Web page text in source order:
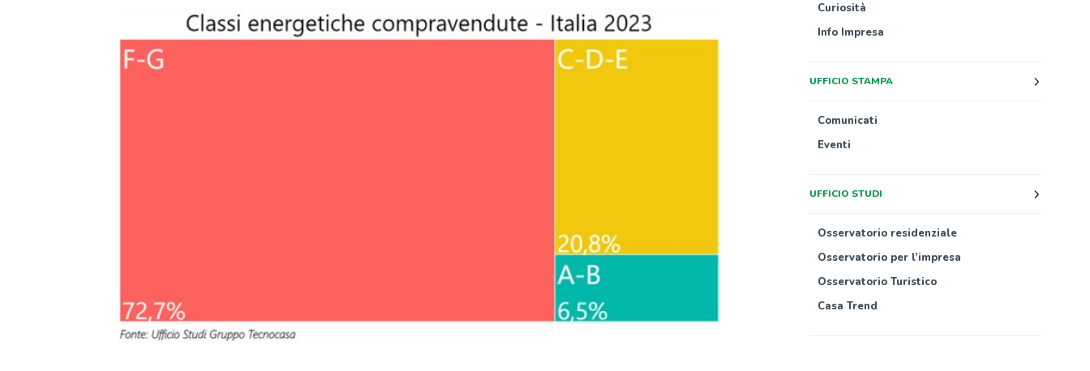
Curiosità
Info Impresa
UFFICIO STAMPA
Comunicati
Eventi
UFFICIO STUDI
Osservatorio residenziale
Osservatorio per l’impresa
Osservatorio Turistico
Casa Trend